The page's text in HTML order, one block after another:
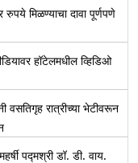
मिळण्याचा दावा पूर्णपणे
हॉटेलमधील व्हिडिओ
रात्रीच्या भेटीवरून
पद्मश्री डॉ. डी. वाय.